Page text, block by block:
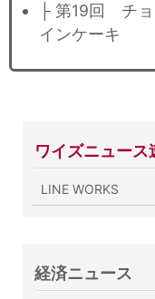
├ 第19回 チョ
インケーキ
ワイズニュース
LINE WORKS
経済ニュース